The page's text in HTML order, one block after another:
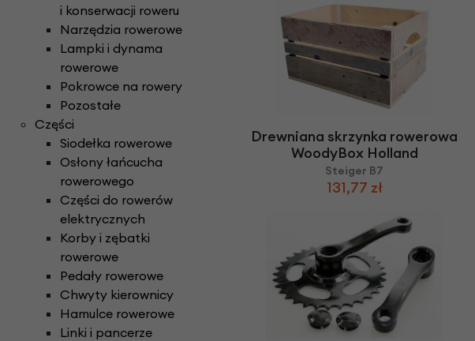
i konserwacji roweru
Narzędzia rowerowe
Lampki i dynama
rowerowe
Pokrowce na rowery
Pozostałe
Części
Siodełka rowerowe
Osłony łańcucha
rowerowego
Części do rowerów
elektrycznych
Korby i zębatki
rowerowe
Pedały rowerowe
Chwyty kierownicy
Hamulce rowerowe
Linki i pancerze
Drewniana skrzynka rowerowa
WoodyBox Holland
Steiger B7
131,77 zł